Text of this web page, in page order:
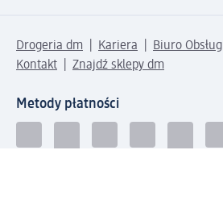
Drogeria dm Kariera
Biuro
Kontakt
Znajdź sklepy dm
Metody płatności